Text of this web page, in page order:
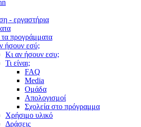
- εργαστήρια
προγράμματα
ήσουν εσύ;
Κι αν ήσουν εσυ;
Τι είναι;
FAQ
Media
Ομάδα
Απολογισμοί
Σχολεία στο πρόγραμμα
Χρήσιμο υλικό
Δράσεις